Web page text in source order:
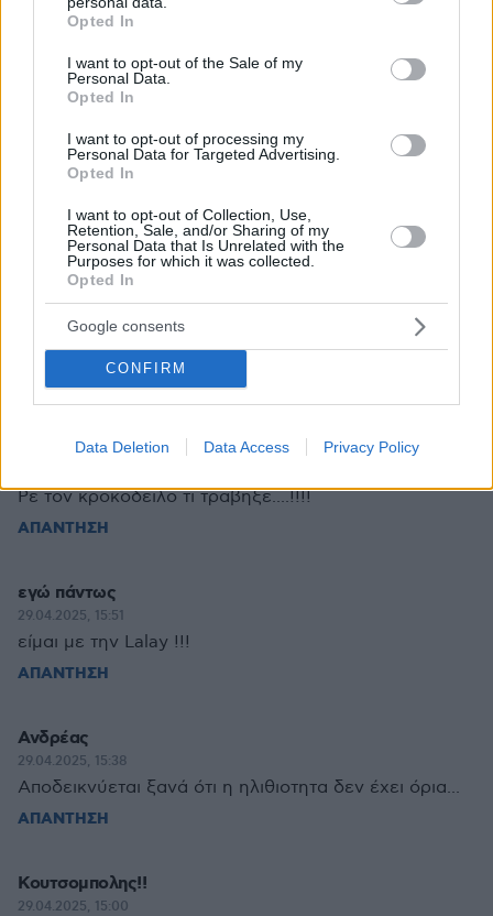
grant or deny consent to Google and its third-party tags to
use your data for below specified purposes in below Google
consent section.
Opted In
I want to opt-out of the Sale of my
Personal Data.
Opted In
I want to opt-out of processing my
Personal Data for Targeted Advertising.
Opted In
I want to opt-out of Collection, Use,
Retention, Sale, and/or Sharing of my
Personal Data that Is Unrelated with the
Purposes for which it was collected.
Opted In
Google consents
CONFIRM
Data Deletion Data Access Privacy Policy
ΑΠΑΝΤΗΣΗ
29.04.2025, 16:18
Κλασσική περίπτωση ανθρώπου με μυαλό αμοιβάδας.
ΑΠΑΝΤΗΣΗ
29.04.2025, 16:14
Ο τύπος είναι ικανός να τον χαστουκίσει και η
"γοργόνα της Κοπεγχάγης"...
ΑΠΑΝΤΗΣΗ
κωστας αιρετικος 57
Ρε τον κροκοδειλο τι τραβηξε....!!!!
ΑΠΑΝΤΗΣΗ
εγώ πάντως
29.04.2025, 15:51
είμαι με την Lalay !!!
ΑΠΑΝΤΗΣΗ
Ανδρέας
29.04.2025, 15:38
Αποδεικνύεται ξανά ότι η ηλιθιοτητα δεν έχει όρια...
ΑΠΑΝΤΗΣΗ
Κουτσομπολης!!
29.04.2025, 15:00